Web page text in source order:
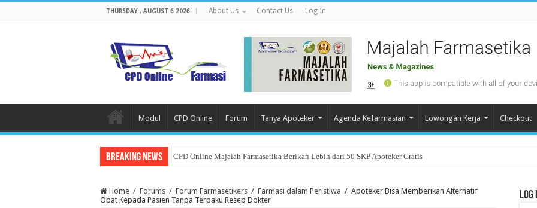
THURSDAY , AUGUST 6 2026 About Us Contact Us Log In
Modul CPD Online Forum Tanya Apoteker Agenda Kefarmasian Lowongan Kerja Checkout
Breaking News CPD Online Majalah Farmasetika Berikan Lebih dari 50 SKP Apoteker Gratis
Home / Forums / Forum Farmasetikers / Farmasi dalam Peristiwa / Apoteker Bisa Memberikan Alternatif
Obat Kepada Pasien Tanpa Terpaku Resep Dokter